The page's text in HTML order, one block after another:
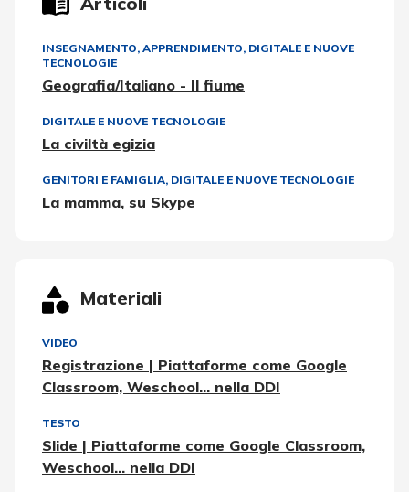
INSEGNAMENTO, APPRENDIMENTO, DIGITALE E NUOVE
TECNOLOGIE
Geografia/Italiano - Il fiume
DIGITALE E NUOVE TECNOLOGIE
La civiltà egizia
GENITORI E FAMIGLIA, DIGITALE E NUOVE TECNOLOGIE
La mamma, su Skype
Materiali
VIDEO
Registrazione | Piattaforme come Google
Classroom, Weschool... nella DDI
TESTO
Slide | Piattaforme come Google Classroom,
Weschool... nella DDI